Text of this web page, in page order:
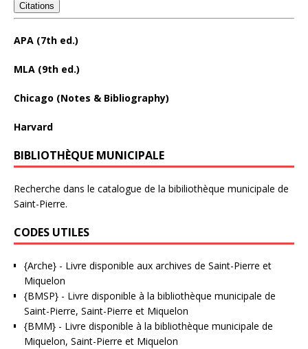
Citations
APA (7th ed.)
MLA (9th ed.)
Chicago (Notes & Bibliography)
Harvard
BIBLIOTHÈQUE MUNICIPALE
Recherche dans le catalogue de la bibiliothèque municipale de
Saint-Pierre.
CODES UTILES
{Arche} - Livre disponible aux archives de Saint-Pierre et
Miquelon
{BMSP} - Livre disponible à la bibliothèque municipale de
Saint-Pierre, Saint-Pierre et Miquelon
{BMM} - Livre disponible à la bibliothèque municipale de
Miquelon, Saint-Pierre et Miquelon